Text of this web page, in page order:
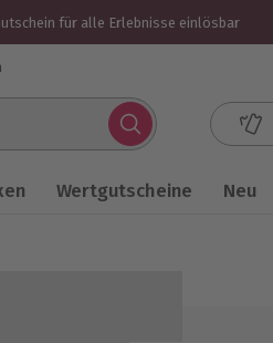
für alle Erlebnisse einlösbar
Wertgutscheine Neu